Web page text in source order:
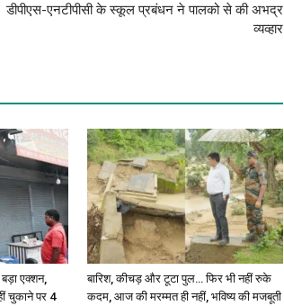
डीपीएस-एनटीपीसी के स्कूल प्रबंधन ने पालको से की अभद्र
व्यव्हार
एक्शन,
चुकाने पर 4
बारिश, कीचड़ और टूटा पुल… फिर भी नहीं रुके
कदम, आज की मरम्मत ही नहीं, भविष्य की मजबूती